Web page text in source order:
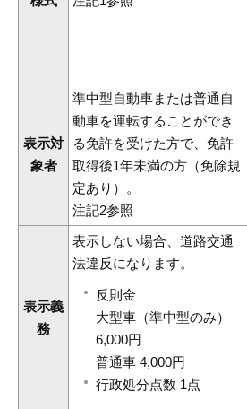
表示対
象者
準中型自動車または普通自
動車を運転することができ
る免許を受けた方で、免許
取得後1年未満の方（免除規
定あり）。
注記2参照
表示義
務
表示しない場合、道路交通
法違反になります。
反則金
大型車（準中型のみ）
6,000円
普通車 4,000円
行政処分点数 1点